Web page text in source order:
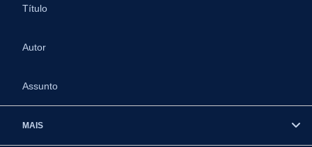
Título
Autor
Assunto
MAIS